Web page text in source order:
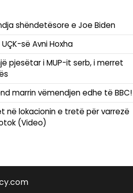
shëndetësore e Joe Biden
së Avni Hoxha
pjesëtar i MUP-it serb, i merret
marrin vëmendjen edhe të BBC!
në lokacionin e tretë për varrezë
(Video)